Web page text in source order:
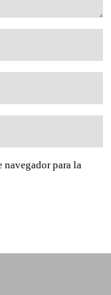
navegador para la